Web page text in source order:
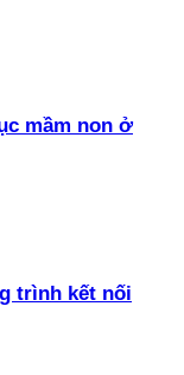
mầm non ở
trình kết nối